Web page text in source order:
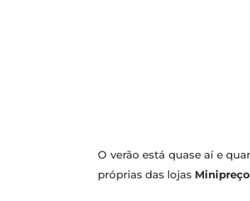
O verão está quase aí e
próprias das lojas Minipreço